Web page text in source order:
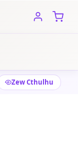
Zew Cthulhu